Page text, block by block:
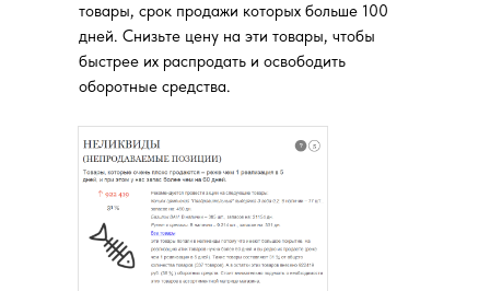
товары, срок продажи которых больше 100
дней. Снизьте цену на эти товары, чтобы
быстрее их распродать и освободить
оборотные средства.